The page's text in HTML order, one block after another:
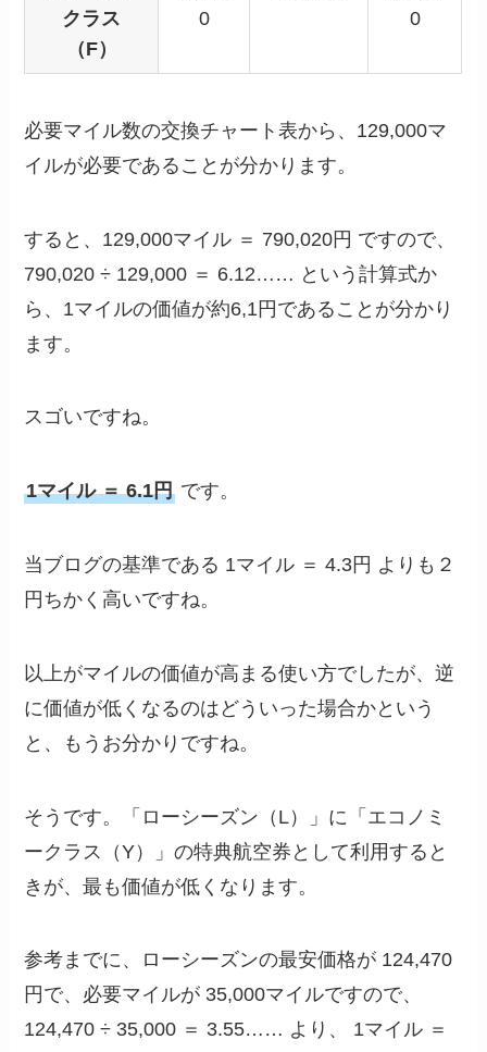
クラス
（F）
0
0
必要マイル数の交換チャート表から、129,000マ
イルが必要であることが分かります。
すると、129,000マイル ＝ 790,020円 ですので、
790,020 ÷ 129,000 ＝ 6.12…… という計算式か
ら、1マイルの価値が約6,1円であることが分かり
ます。
スゴいですね。
1マイル ＝ 6.1円 です。
当ブログの基準である 1マイル ＝ 4.3円 よりも２
円ちかく高いですね。
以上がマイルの価値が高まる使い方でしたが、逆
に価値が低くなるのはどういった場合かという
と、もうお分かりですね。
そうです。「ローシーズン（L）」に「エコノミ
ークラス（Y）」の特典航空券として利用すると
きが、最も価値が低くなります。
参考までに、ローシーズンの最安価格が 124,470
円で、必要マイルが 35,000マイルですので、
124,470 ÷ 35,000 ＝ 3.55…… より、 1マイル ＝